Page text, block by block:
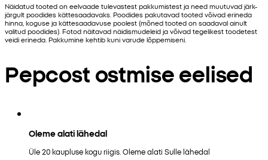
Näidatud tooted on eelvaade tulevastest pakkumistest ja need muutuvad järk-
järgult poodides kättesaadavaks. Poodides pakutavad tooted võivad erineda
hinna, koguse ja kättesaadavuse poolest (mõned tooted on saadaval ainult
valitud poodides). Fotod näitavad näidismudeleid ja võivad tegelikest toodetest
veidi erineda. Pakkumine kehtib kuni varude lõppemiseni.
Pepcost ostmise eelised
Oleme alati lähedal
Üle 20 kaupluse kogu riigis. Oleme alati Sulle lähedal